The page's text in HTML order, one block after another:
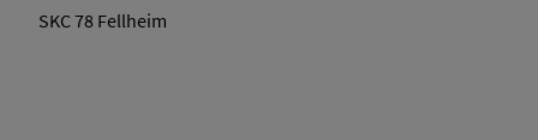
SKC 78 Fellheim